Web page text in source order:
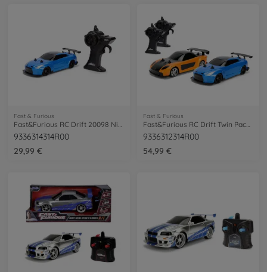
Fast & Furious
Fast&Furious RC Drift 20098 Nissan 1:24
9336314314R00
29,99 €
Fast & Furious
Fast&Furious RC Drift Twin Pack 1:24
9336312314R00
54,99 €